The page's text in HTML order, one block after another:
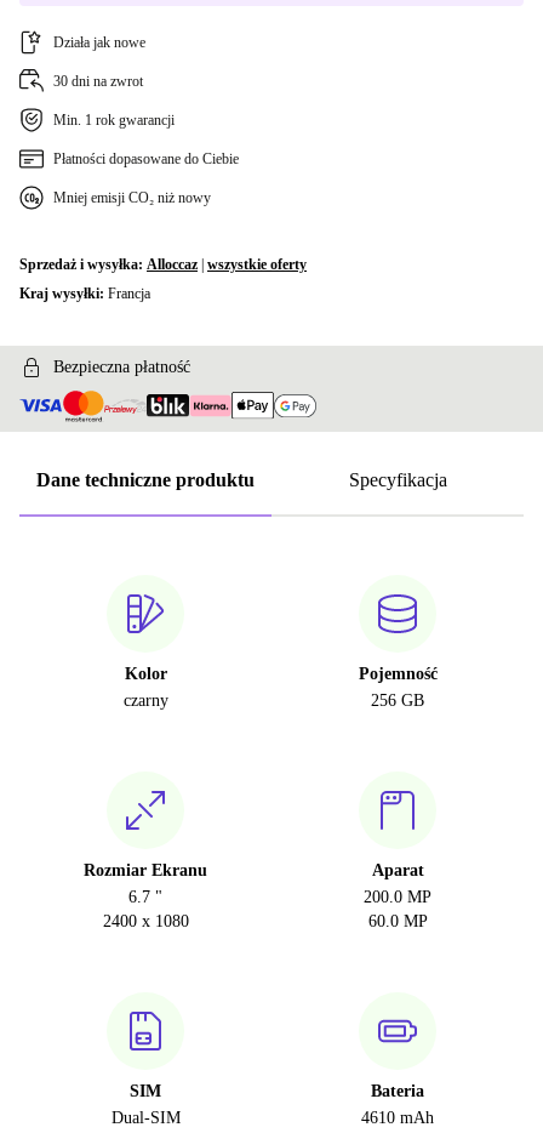
Działa jak nowe
30 dni na zwrot
Min. 1 rok gwarancji
Płatności dopasowane do Ciebie
Mniej emisji CO₂ niż nowy
Sprzedaż i wysyłka: Alloccaz wszystkie oferty
Kraj wysyłki: Francja
Bezpieczna płatność
Dane techniczne produktu Specyfikacja
Kolor
czarny
Pojemność
256 GB
Rozmiar Ekranu
6.7 "
2400 x 1080
Aparat
200.0 MP
60.0 MP
SIM
Dual-SIM
Bateria
4610 mAh